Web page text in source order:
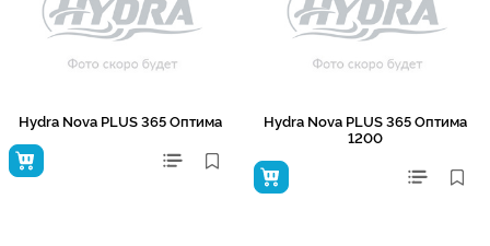
Hydra Nova PLUS 365 Оптима
Hydra Nova PLUS 365 Оптима
1200